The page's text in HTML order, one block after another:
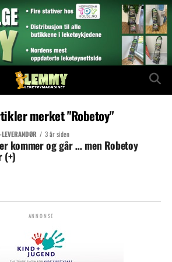
merket "Robetoy"
3 år siden
kommer og går … men Robetoy
(+)
ANNONSE